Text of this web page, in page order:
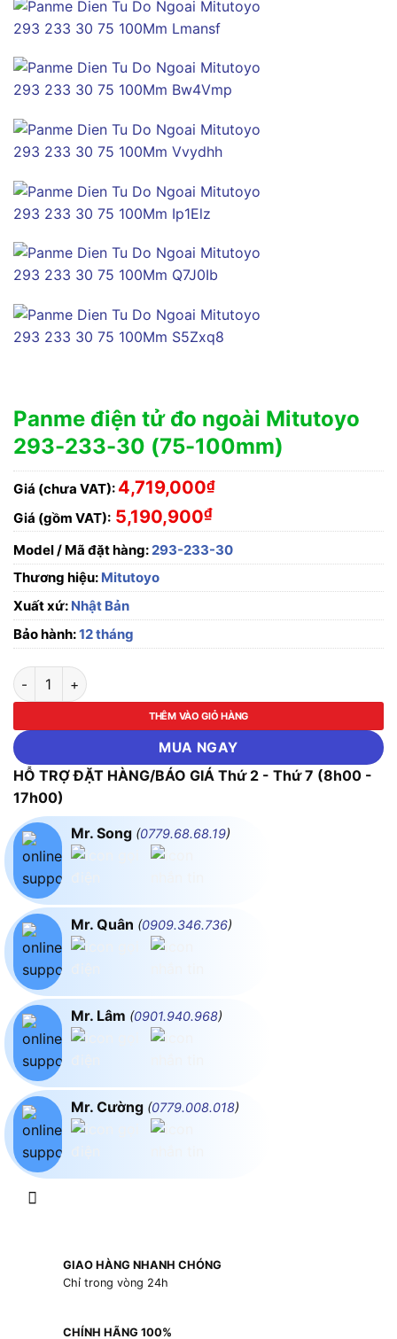
Panme điện tử đo ngoài Mitutoyo
293-233-30 (75-100mm)
Giá (chưa VAT): 4,719,000₫
Giá (gồm VAT): 5,190,900₫
Model / Mã đặt hàng:293-233-30
Thương hiệu: Mitutoyo
Xuất xứ: Nhật Bản
Bảo hành:12 tháng
Panme điện tử đo ngoài Mitutoyo 293-233-30 (75-100mm)
THÊM VÀO GIỎ HÀNG
MUA NGAY
HỖ TRỢ ĐẶT HÀNG/BÁO GIÁ Thứ 2 - Thứ 7 (8h00 -
17h00)
Mr. Song (0779.68.68.19)
Mr. Quân (0909.346.736)
Mr. Lâm (0901.940.968)
Mr. Cường (0779.008.018)
GIAO HÀNG NHANH CHÓNG
Chỉ trong vòng 24h
CHÍNH HÃNG 100%